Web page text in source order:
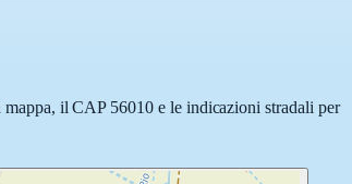
il CAP 56010 e le indicazioni stradali per